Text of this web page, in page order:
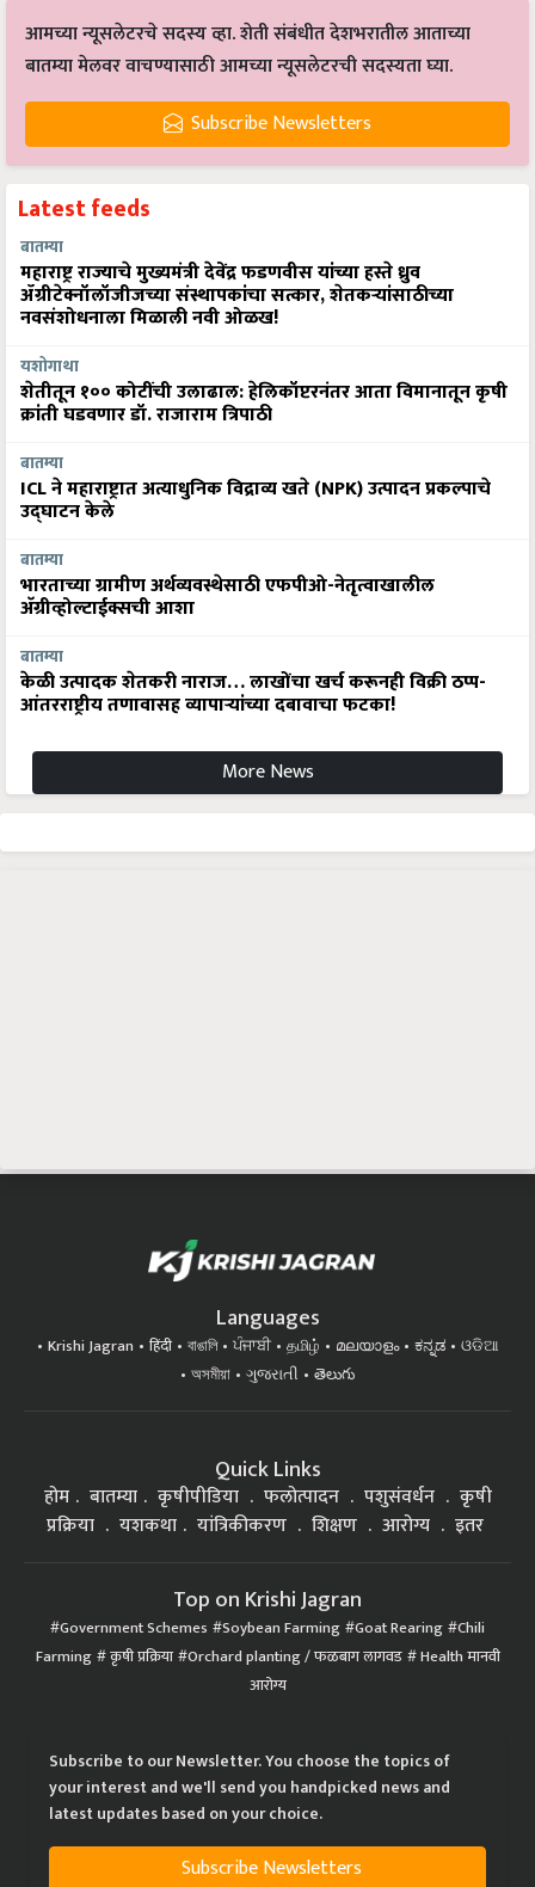
आमच्या न्यूसलेटरचे सदस्य व्हा. शेती संबंधीत देशभरातील आताच्या
बातम्या मेलवर वाचण्यासाठी आमच्या न्यूसलेटरची सदस्यता घ्या.
Subscribe Newsletters
Latest feeds
बातम्या
महाराष्ट्र राज्याचे मुख्यमंत्री देवेंद्र फडणवीस यांच्या हस्ते ध्रुव
ॲग्रीटेक्नॉलॉजीजच्या संस्थापकांचा सत्कार, शेतकऱ्यांसाठीच्या
नवसंशोधनाला मिळाली नवी ओळख!
यशोगाथा
शेतीतून १०० कोटींची उलाढाल: हेलिकॉप्टरनंतर आता विमानातून कृषी
क्रांती घडवणार डॉ. राजाराम त्रिपाठी
बातम्या
ICL ने महाराष्ट्रात अत्याधुनिक विद्राव्य खते (NPK) उत्पादन प्रकल्पाचे
उद्घाटन केले
बातम्या
भारताच्या ग्रामीण अर्थव्यवस्थेसाठी एफपीओ-नेतृत्वाखालील
अ‍ॅग्रीव्होल्टाईक्सची आशा
बातम्या
केळी उत्पादक शेतकरी नाराज… लाखोंचा खर्च करूनही विक्री ठप्प-
आंतरराष्ट्रीय तणावासह व्यापाऱ्यांच्या दबावाचा फटका!
More News
Languages
Krishi Jagran हिंदी বাঙালি ਪੰਜਾਬੀ தமிழ் മലയാളം ಕನ್ನಡ
ଓଡିଆ
অসমীয়া
ગુજરાતી తెలుగు
Quick Links
होम बातम्या कृषीपीडिया फलोत्पादन पशुसंवर्धन
कृषी
प्रक्रिया
यशकथा यांत्रिकीकरण शिक्षण आरोग्य इतर
Top on Krishi Jagran
Government Schemes Soybean Farming Goat Rearing Chili
Farming कृषी प्रक्रिया Orchard planting / फळबाग लागवड Health मानवी
आरोग्य
Subscribe to our Newsletter. You choose the topics of
your interest and we'll send you handpicked news and
latest updates based on your choice.
Subscribe Newsletters